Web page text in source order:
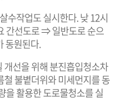
수작업도 실시한다. 낮 12시
간선도로 ⇒ 일반도로 순으
동원된다.
개선을 위해 분진흡입청소차
불볕더위와 미세먼지를 동
을 활용한 도로물청소를 실